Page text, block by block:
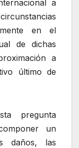
a
en el
de dichas
a
último de
pregunta
un
daños, las